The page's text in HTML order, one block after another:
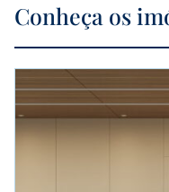
Conheça os